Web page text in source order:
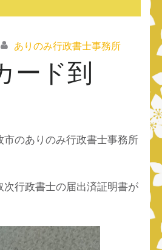
ありのみ行政書士事務所
ード到
市のありのみ行政書士事務所
次行政書士の届出済証明書が